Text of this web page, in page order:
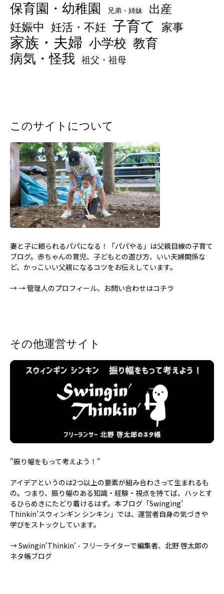
保育園・幼稚園 兄弟・姉妹 出産
妊娠中 妊活・不妊 子育て 家事
家族・夫婦 小学校 教育
病気・怪我 祖父・祖母
このサイトについて
妻と子に頼られるパパになる！「パパやる」は父親目線の子育て
ブログ。赤ちゃんの育児、子どもとの遊び方、いい夫婦関係な
ど、かっこいい父親になるコツをお伝えしています。
→→ 管理人のプロフィール、お問い合わせはコチラ
その他運営サイト
"振り幅をもって考えよう！"
アイデアというのは2つ以上の要素が組み合わさって生まれるも
の。つまり、振り幅のある知識・経験・視点を持てば、ハッとす
るひらめきにたどり着けるはず。本ブログ「Swinging’
Thinkin’スウィンギン シンキン」では、運営者自身の気づきや
学びをストックしています。
→Swingin'Thinkin' - フリーライターで編集者、北野 啓太郎の
ネタ帳ブログ